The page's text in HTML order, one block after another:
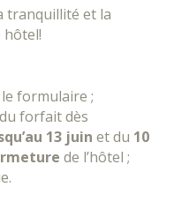
tranquillité et la
hôtel!
formulaire ;
forfait dès
13 juin et du 10
de l’hôtel ;